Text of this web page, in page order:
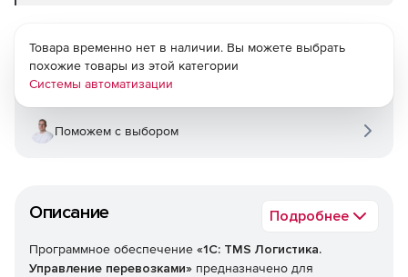
Описание Подробнее
Программное обеспечение «1С: TMS Логистика.
Управление перевозками» предназначено для
Товара временно нет в наличии. Вы можете выбрать
похожие товары из этой категории
Системы автоматизации
Поможем с выбором